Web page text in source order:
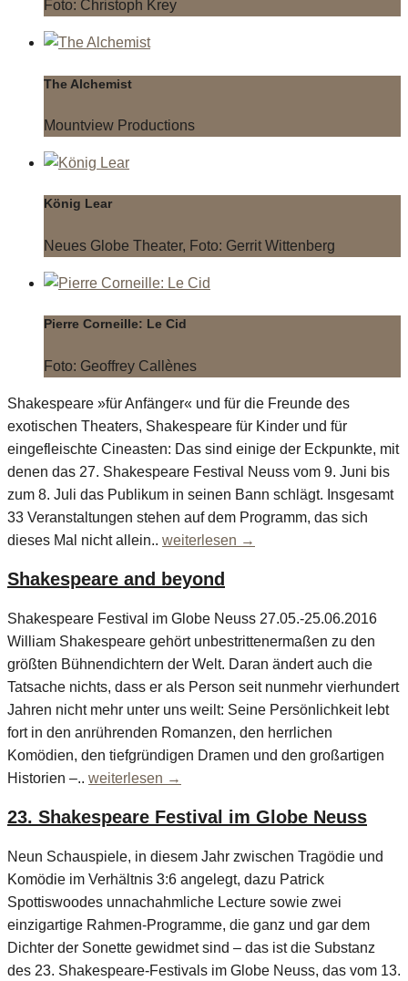
Foto: Christoph Krey
The Alchemist
Mountview Productions
König Lear
Neues Globe Theater, Foto: Gerrit Wittenberg
Pierre Corneille: Le Cid
Foto: Geoffrey Callènes
Shakespeare »für Anfänger« und für die Freunde des
exotischen Theaters, Shakespeare für Kinder und für
eingefleischte Cineasten: Das sind einige der Eckpunkte, mit
denen das 27. Shakespeare Festival Neuss vom 9. Juni bis
zum 8. Juli das Publikum in seinen Bann schlägt. Insgesamt
33 Veranstaltungen stehen auf dem Programm, das sich
dieses Mal nicht allein.. weiterlesen →
Shakespeare and beyond
Shakespeare Festival im Globe Neuss 27.05.-25.06.2016
William Shakespeare gehört unbestrittenermaßen zu den
größten Bühnendichtern der Welt. Daran ändert auch die
Tatsache nichts, dass er als Person seit nunmehr vierhundert
Jahren nicht mehr unter uns weilt: Seine Persönlichkeit lebt
fort in den anrührenden Romanzen, den herrlichen
Komödien, den tiefgründigen Dramen und den großartigen
Historien –.. weiterlesen →
23. Shakespeare Festival im Globe Neuss
Neun Schauspiele, in diesem Jahr zwischen Tragödie und
Komödie im Verhältnis 3:6 angelegt, dazu Patrick
Spottiswoodes unnachahmliche Lecture sowie zwei
einzigartige Rahmen-Programme, die ganz und gar dem
Dichter der Sonette gewidmet sind – das ist die Substanz
des 23. Shakespeare-Festivals im Globe Neuss, das vom 13.